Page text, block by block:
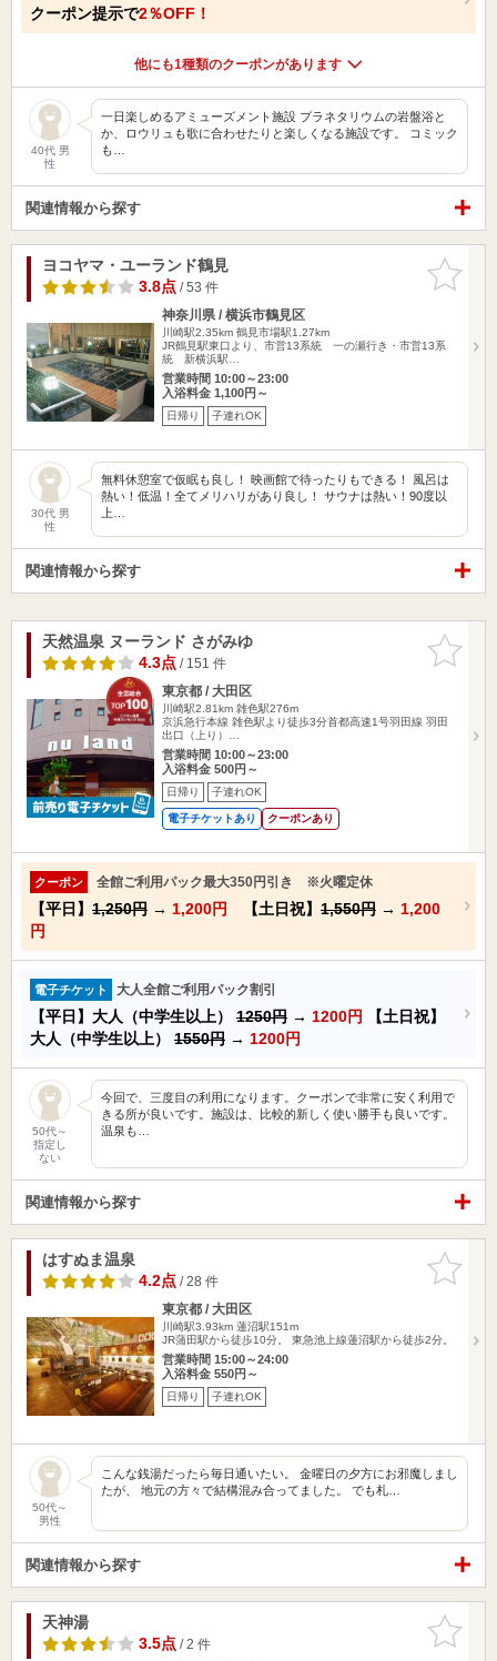
クーポン提示で2％OFF！
他にも1種類のクーポンがあります
40代 男
性
一日楽しめるアミューズメント施設 プラネタリウムの岩盤浴と
か、ロウリュも歌に合わせたりと楽しくなる施設です。 コミック
も…
関連情報から探す
お気に入
りに追加
ヨコヤマ・ユーランド鶴見
3.8点/ 53 件
神奈川県 / 横浜市鶴見区
川崎駅2.35km 鶴見市場駅1.27km
JR鶴見駅東口より、市営13系統 一の瀬行き・市営13系
統 新横浜駅…
営業時間 10:00～23:00
入浴料金 1,100円～
日帰り 子連れOK
30代 男
性
無料休憩室で仮眠も良し！ 映画館で待ったりもできる！ 風呂は
熱い！低温！全てメリハリがあり良し！ サウナは熱い！90度以
上…
関連情報から探す
お気に入
りに追加
天然温泉 ヌーランド さがみゆ
4.3点/ 151 件
東京都 / 大田区
川崎駅2.81km 雑色駅276m
京浜急行本線 雑色駅より徒歩3分首都高速1号羽田線 羽田
出口（上り）…
営業時間 10:00～23:00
入浴料金 500円～
日帰り 子連れOK
電子チケットあり クーポンあり
クーポン 全館ご利用パック最大350円引き ※火曜定休
【平日】 1,250円 → 1,200円 【土日祝】 1,550円 → 1,200
円
電子チケット 大人全館ご利用パック割引
【平日】大人（中学生以上） 1250円 → 1200円
【土日祝】
大人（中学生以上） 1550円 → 1200円
50代～
指定し
ない
今回で、三度目の利用になります。クーポンで非常に安く利用で
きる所が良いです。施設は、比較的新しく使い勝手も良いです。
温泉も…
関連情報から探す
お気に入
りに追加
はすぬま温泉
4.2点/ 28 件
東京都 / 大田区
川崎駅3.93km 蓮沼駅151m
JR蒲田駅から徒歩10分。 東急池上線蓮沼駅から徒歩2分。
営業時間 15:00～24:00
入浴料金 550円～
日帰り 子連れOK
50代～
男性
こんな銭湯だったら毎日通いたい。 金曜日の夕方にお邪魔しまし
たが、 地元の方々で結構混み合ってました。 でも札…
関連情報から探す
お気に入
りに追加
天神湯
3.5点/ 2 件